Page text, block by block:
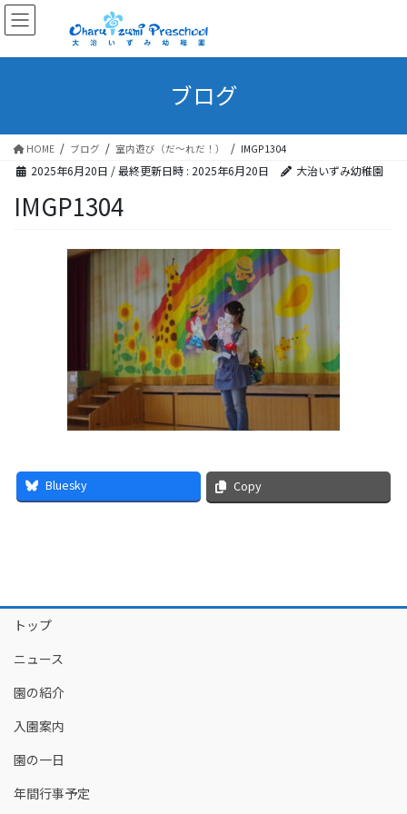
ブログ
HOME ブログ 室内遊び（だ～れだ！） IMGP1304
2025年6月20日 / 最終更新日時 : 2025年6月20日 大治いずみ幼稚園
IMGP1304
Bluesky Copy
トップ
ニュース
園の紹介
入園案内
園の一日
年間行事予定